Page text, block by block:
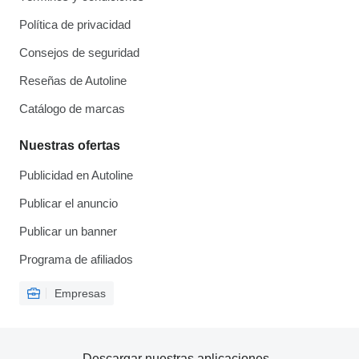
Política de privacidad
Consejos de seguridad
Reseñas de Autoline
Catálogo de marcas
Nuestras ofertas
Publicidad en Autoline
Publicar el anuncio
Publicar un banner
Programa de afiliados
Empresas